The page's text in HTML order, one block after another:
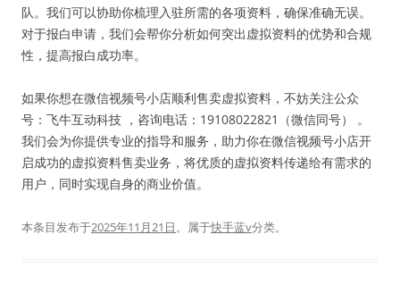
队。我们可以协助你梳理入驻所需的各项资料，确保准确无误。
对于报白申请，我们会帮你分析如何突出虚拟资料的优势和合规
性，提高报白成功率。
如果你想在微信视频号小店顺利售卖虚拟资料，不妨关注公众
号：飞牛互动科技 ，咨询电话：19108022821（微信同号） 。
我们会为你提供专业的指导和服务，助力你在微信视频号小店开
启成功的虚拟资料售卖业务，将优质的虚拟资料传递给有需求的
用户，同时实现自身的商业价值。
本条目发布于2025年11月21日。属于快手蓝v分类。